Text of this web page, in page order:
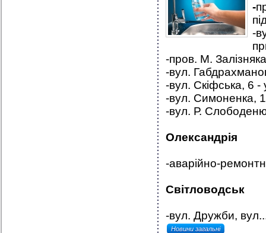
-
-
-пров. М.
-вул.
-вул. Скіфська, 6 -
-вул. Симоненка,
-вул. Р.
Олександрія
-аварійно-
Світловодськ
-вул. Дружби,
Новини загальні